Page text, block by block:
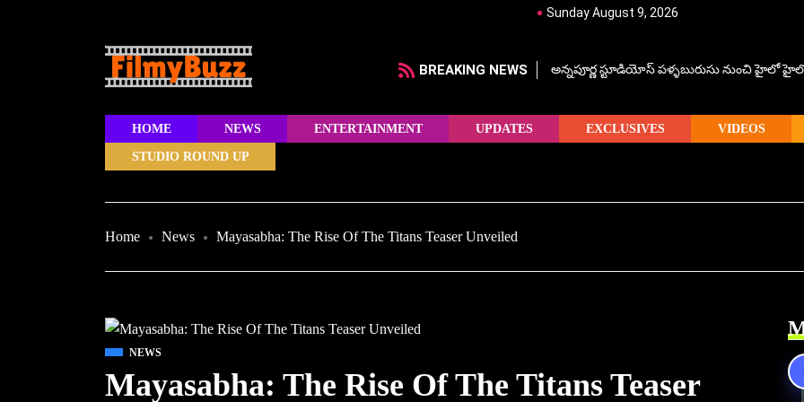
Sunday August 9, 2026
BREAKING NEWS అన్నపూర్ణ స్టూడియోస్ పళ్ళబురుసు నుంచి హైలో
HOME NEWS ENTERTAINMENT UPDATES EXCLUSIVES VIDEOS
STUDIO ROUND UP
Home News Mayasabha: The Rise Of The Titans Teaser Unveiled
NEWS
Mayasabha: The Rise Of The Titans Teaser